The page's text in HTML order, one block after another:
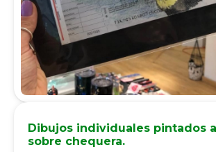
Dibujos individuales pintados
sobre chequera.